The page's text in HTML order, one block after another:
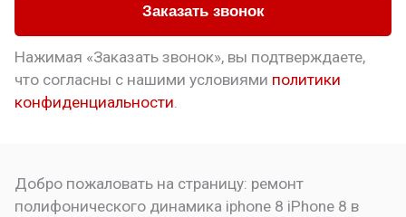
Заказать звонок
Нажимая «Заказать звонок», вы подтверждаете,
что согласны с нашими условиями политики
конфиденциальности.
Добро пожаловать на страницу: ремонт
полифонического динамика iphone 8 iPhone 8 в